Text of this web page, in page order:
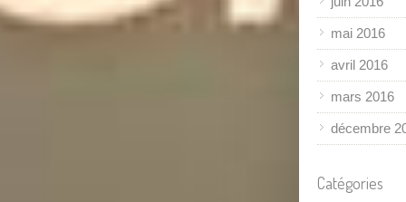
mai 2016
avril 2016
mars 2016
décembre
Catégories